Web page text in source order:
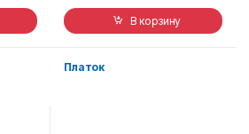
В корзину
Платок